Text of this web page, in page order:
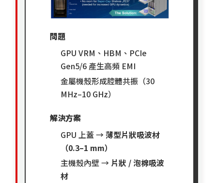
問題
GPU VRM、HBM、PCIe
Gen5/6 產生高頻 EMI
金屬機殼形成腔體共振（30
MHz–10 GHz）
解決方案
GPU 上蓋 →薄型片狀吸波材
（0.3–1 mm）
主機殼內壁 → 片狀 / 泡棉吸波
材